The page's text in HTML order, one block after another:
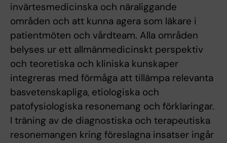
invärtesmedicinska och näraliggande
områden och att kunna agera som läkare i
patientmöten och vårdteam. Alla områden
belyses ur ett allmänmedicinskt perspektiv
och teoretiska och kliniska kunskaper
integreras med förmåga att tillämpa relevanta
basvetenskapliga, etiologiska och
patofysiologiska resonemang och förklaringar.
I träning av de diagnostiska och terapeutiska
resonemangen kring föreslagna insatser ingår